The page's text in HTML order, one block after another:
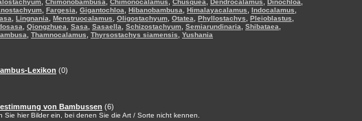
Chimonobambusa Chimonocalamus Chusquea Dendrocalamus Dinochloa
Fargesia Gigantochloa Hibanobambusa Himalayacalamus Indocalamus
Lingnania Menstruocalamus Oligostachyum Otatea Phyllostachys Pleioblastus
Qiongzhuea Sasa Sasaella Schizostachyum Semiarundinaria Shibataea
Thamnocalamus Thyrsostachys siamensis Yushania
Lexikon (0)
von Bambussen (6)
Sie hier Bilder ein, bei denen Sie die Art / Sorte nicht kennen.